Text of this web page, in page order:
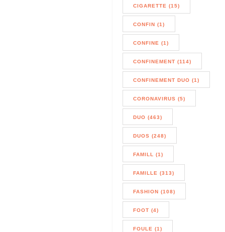
CIGARETTE (15)
CONFIN (1)
CONFINE (1)
CONFINEMENT (114)
CONFINEMENT DUO (1)
CORONAVIRUS (5)
DUO (463)
DUOS (248)
FAMILL (1)
FAMILLE (313)
FASHION (108)
FOOT (4)
FOULE (1)